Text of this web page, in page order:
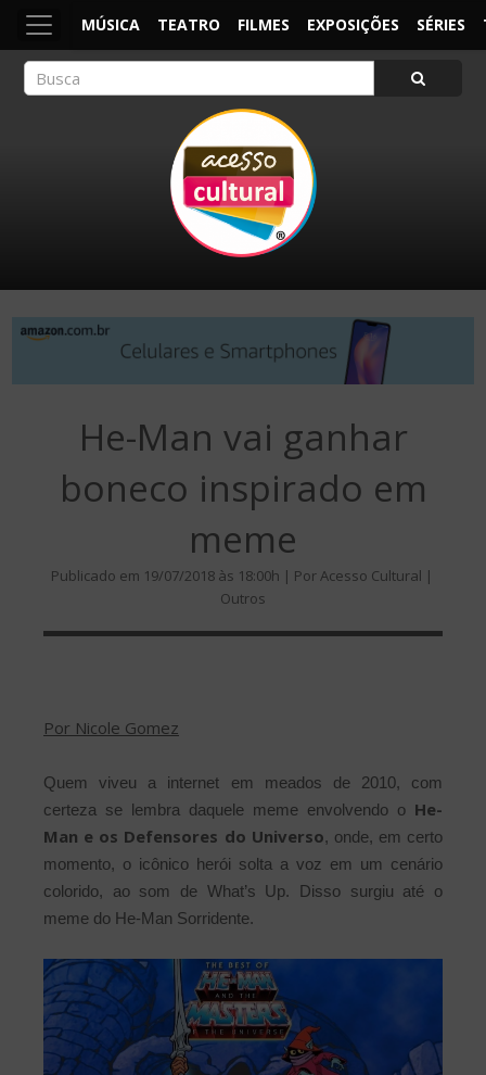
MÚSICA TEATRO FILMES EXPOSIÇÕES SÉRIES
He-Man vai ganhar
boneco inspirado em
meme
Publicado em 19/07/2018 às 18:00h | Por Acesso Cultural |
Outros
Por Nicole Gomez
Quem viveu a internet em meados de 2010, com
certeza se lembra daquele meme envolvendo o He-
Man e os Defensores do Universo, onde, em certo
momento, o icônico herói solta a voz em um cenário
colorido, ao som de What’s Up. Disso surgiu até o
meme do He-Man Sorridente.